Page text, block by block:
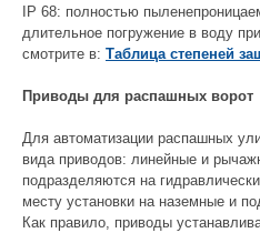
IP 68: полностью
длительное погружение в воду
смотрите в: Таблица степеней
Приводы для распашных ворот
Для автоматизации распашных
вида приводов: линейные и
подразделяются на
месту установки на наземные и
Как правило, приводы